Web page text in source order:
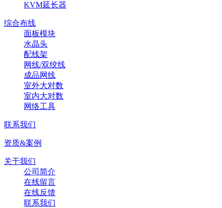
KVM延长器
综合布线
面板模块
水晶头
配线架
网线/双绞线
成品网线
室外大对数
室内大对数
网络工具
联系我们
资质&案例
关于我们
公司简介
在线留言
在线反馈
联系我们